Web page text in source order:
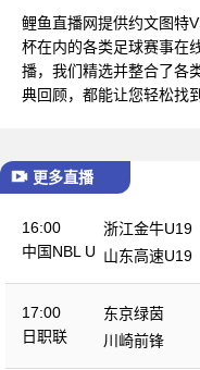
鲤鱼直播网提供约文图特
杯在内的各类足球赛事在
播，我们精选并整合了各
典回顾，都能让您轻松找
更多直播
16:00
中国NBL U
浙江金牛U19
山东高速U19
17:00
日职联
东京绿茵
川崎前锋